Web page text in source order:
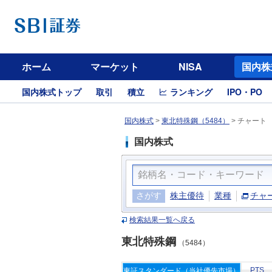
ホーム マーケット NISA 国内
国内株式トップ 取引 積立 ランキング IPO・PO
国内株式 > 東北特殊鋼（5484） > チャート
国内株式
さがす 株主優待 業種 チャ
検索結果一覧へ戻る
東北特殊鋼 （5484）
PTS